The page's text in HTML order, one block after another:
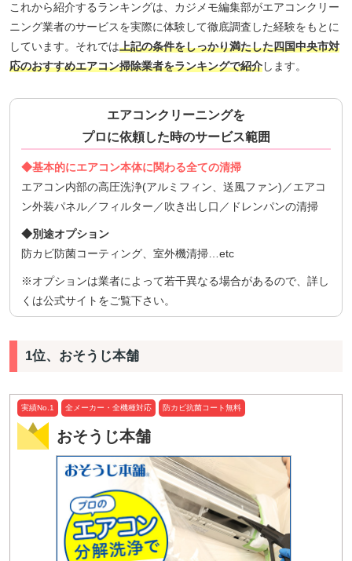
これから紹介するランキングは、カジメモ編集部がエアコンクリー
ニング業者のサービスを実際に体験して徹底調査した経験をもとに
しています。それでは上記の条件をしっかり満たした四国中央市対
応のおすすめエアコン掃除業者をランキングで紹介します。
エアコンクリーニングを
プロに依頼した時のサービス範囲
◆基本的にエアコン本体に関わる全ての清掃
エアコン内部の高圧洗浄(アルミフィン、送風ファン)／エアコ
ン外装パネル／フィルター／吹き出し口／ドレンパンの清掃
◆別途オプション
防カビ防菌コーティング、室外機清掃…etc
※オプションは業者によって若干異なる場合があるので、詳し
くは公式サイトをご覧下さい。
1位、おそうじ本舗
実績No.1 全メーカー・全機種対応 防カビ抗菌コート無料
おそうじ本舗